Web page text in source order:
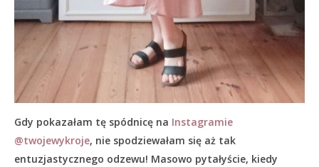
Gdy pokazałam tę spódnicę na Instagramie
@twojewykroje, nie spodziewałam się aż tak
entuzjastycznego odzewu! Masowo pytałyście, kiedy